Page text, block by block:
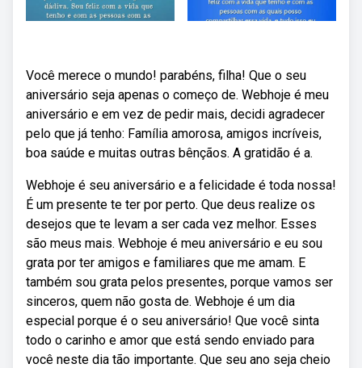
Você merece o mundo! parabéns, filha! Que o seu
aniversário seja apenas o começo de. Webhoje é meu
aniversário e em vez de pedir mais, decidi agradecer
pelo que já tenho: Família amorosa, amigos incríveis,
boa saúde e muitas outras bênçãos. A gratidão é a.
Webhoje é seu aniversário e a felicidade é toda nossa!
É um presente te ter por perto. Que deus realize os
desejos que te levam a ser cada vez melhor. Esses
são meus mais. Webhoje é meu aniversário e eu sou
grata por ter amigos e familiares que me amam. E
também sou grata pelos presentes, porque vamos ser
sinceros, quem não gosta de. Webhoje é um dia
especial porque é o seu aniversário! Que você sinta
todo o carinho e amor que está sendo enviado para
você neste dia tão importante. Que seu ano seja cheio